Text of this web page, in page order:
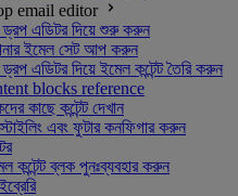
email editor
ড্রপ এডিটর দিয়ে শুরু করুন
ইমেল সেট আপ করুন
ড্রপ এডিটর দিয়ে ইমেল কন্টেন্ট তৈরি করুন
blocks reference
কাছে কন্টেন্ট দেখান
এবং ফুটার কনফিগার করুন
কন্টেন্ট ব্লক পুনঃব্যবহার করুন